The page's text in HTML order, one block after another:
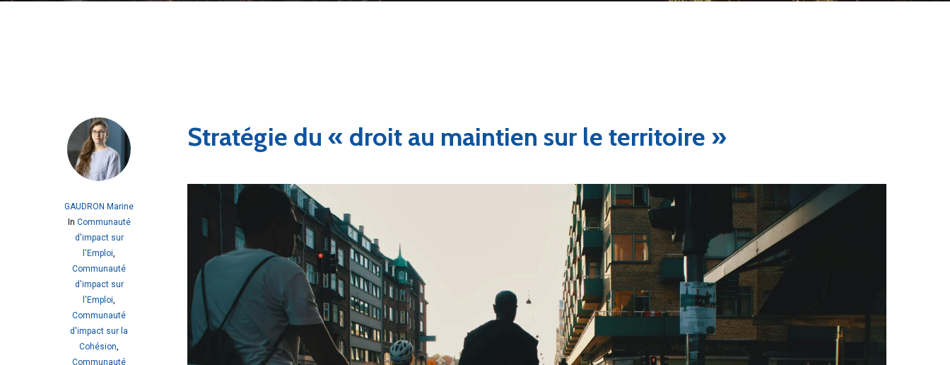
GAUDRON Marine
In Communauté
d'impact sur
l'Emploi,
Communauté
d'impact sur
l'Emploi,
Communauté
d'impact sur la
Cohésion,
Communauté
Stratégie du « droit au maintien sur le territoire »